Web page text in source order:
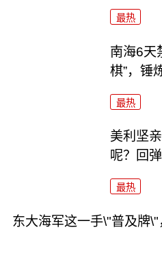
最热
南海6天
棋”，锤
最热
美利坚
呢？回
最热
东大海军这一手\"普及牌\"